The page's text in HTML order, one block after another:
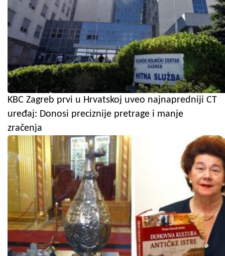
KBC Zagreb prvi u Hrvatskoj uveo najnapredniji CT
uređaj: Donosi preciznije pretrage i manje
zračenja